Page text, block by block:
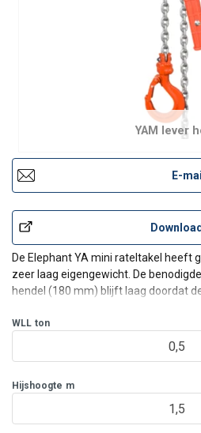
YAM lever
E-mail
De Elephant YA mini rateltakel heeft
zeer laag eigengewicht. De
hendel (180 mm) blijft laag doordat
werkzaamheden zoals hijsen, trekken
WLL ton
0,5
Hijshoogte m
1,5